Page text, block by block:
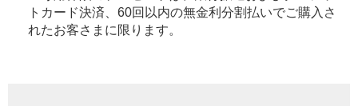
トカード決済、60回以内の無金利分割払いでご購入さ
れたお客さまに限ります。